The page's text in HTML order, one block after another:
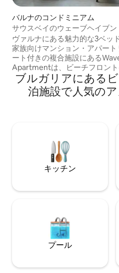
バルナのコンドミニアム
サウスベイのウェーブヘイブン
トメント
ヴァルナにある魅力的な3ベッ
家族向けマンション・アパート
ート付きの複合施設にある
Apartmentは、ビーチフロント
ッドルームのアパートで、ヴ
内中心部からわずか数分の場
家族連れに適した静かなライ
スペース、明るいインテリア、
コニーがあり、リラックスした
家族で過ごすのに最適です。
ブルガリアにある
泊施設で人気の
キッチン
プール